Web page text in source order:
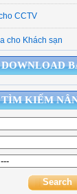
DOWNLOAD
TÌM KIẾM
CCTV
cho Khách sạn